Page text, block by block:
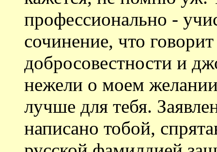
профессионально -
сочинение, что
добросовестности и
нежели о моем
лучше для тебя.
написано тобой,